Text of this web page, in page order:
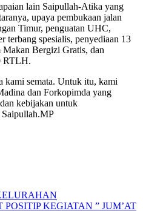
lain Saipullah-Atika yang
upaya pembukaan jalan
Timur, penguatan UHC,
terbang spesialis, penyediaan 13
Bergizi Gratis, dan
RTLH.
kami semata. Untuk itu, kami
dan Forkopimda yang
kebijakan untuk
Saipullah.MP